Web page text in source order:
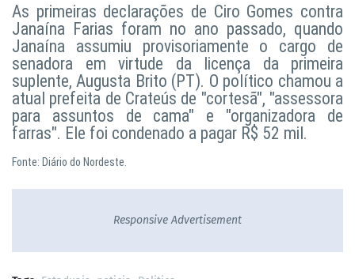
As primeiras declarações de Ciro Gomes contra
Janaína Farias foram no ano passado, quando
Janaína assumiu provisoriamente o cargo de
senadora em virtude da licença da primeira
suplente, Augusta Brito (PT). O político chamou a
atual prefeita de Crateús de "cortesã", "assessora
para assuntos de cama" e "organizadora de
farras". Ele foi condenado a pagar R$ 52 mil.
Fonte: Diário do Nordeste.
Responsive Advertisement